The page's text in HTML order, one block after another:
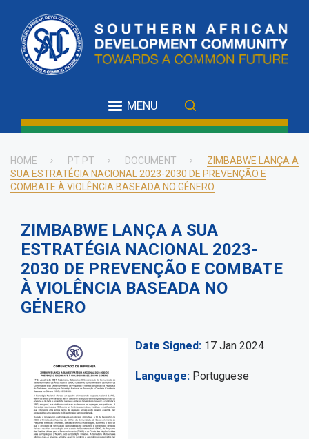
main
content
MENU
Breadcrumb
HOME PT PT DOCUMENT
ZIMBABWE LANÇA A
SUA ESTRATÉGIA NACIONAL 2023-2030 DE PREVENÇÃO E
COMBATE À VIOLÊNCIA BASEADA NO GÉNERO
ZIMBABWE LANÇA A SUA
ESTRATÉGIA NACIONAL 2023-
2030 DE PREVENÇÃO E COMBATE
À VIOLÊNCIA BASEADA NO
GÉNERO
Date Signed 17 Jan 2024
Language Portuguese